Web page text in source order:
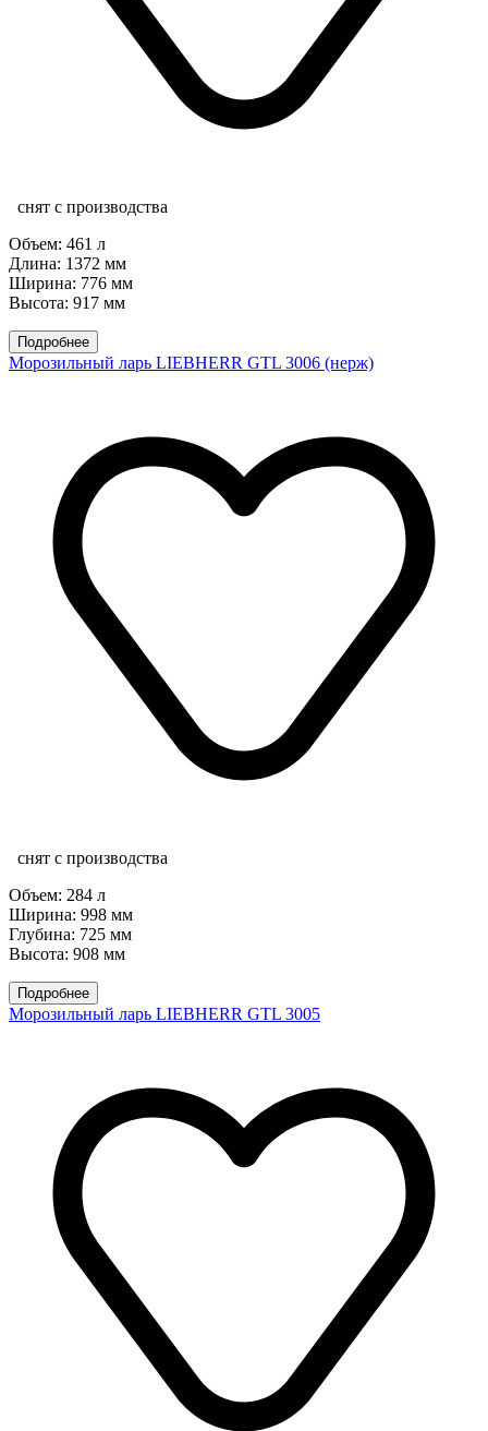
снят с производства
Объем: 461 л
Длина: 1372 мм
Ширина: 776 мм
Высота: 917 мм
Подробнее
Морозильный ларь LIEBHERR GTL 3006 (нерж)
снят с производства
Объем: 284 л
Ширина: 998 мм
Глубина: 725 мм
Высота: 908 мм
Подробнее
Морозильный ларь LIEBHERR GTL 3005